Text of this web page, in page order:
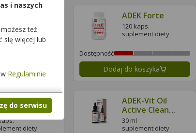
diety
koszyka
ADEK Forte
120 kaps.
suplement diety
Dostępność
Dodaj do koszyka
Vita
Pharma
diety
ADEK-Vit Oil
Active Clean
Label Pharmovit
30 ml
suplement diety
i naszych
też
się więcej lub
Regulaminie
do serwisu